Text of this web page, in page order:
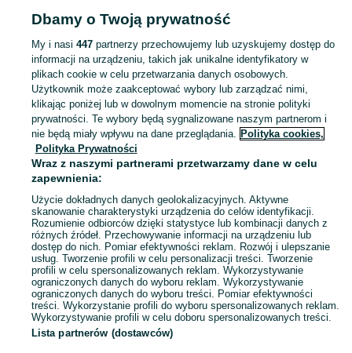
Strona główna Dolnośląskie Grodziszcze
KATEGORIA
Skorzystaj z największego serwisu ogłoszeniowego - Grodziszcze i okolice! Kupuj to, czego pragniesz i sprzedawaj to, czego już nie potrzebujesz! Zobacz
Mapa kategorii
Mapa miejscowości
Mapa ministron
Popularne wyszukiwania
Dbamy o Twoją prywatność
My i nasi 447partnerzy przechowujemy lub uzyskujemy dostęp do
informacji na urządzeniu, takich jak unikalne identyfikatory w
plikach cookie w celu przetwarzania danych osobowych.
Użytkownik może zaakceptować wybory lub zarządzać nimi,
klikając poniżej lub w dowolnym momencie na stronie polityki
prywatności. Te wybory będą sygnalizowane naszym partnerom i
nie będą miały wpływu na dane przeglądania. Polityka cookies,
Polityka Prywatności
Wraz z naszymi partnerami przetwarzamy dane w celu
zapewnienia:
Użycie dokładnych danych geolokalizacyjnych. Aktywne
skanowanie charakterystyki urządzenia do celów identyfikacji.
Rozumienie odbiorców dzięki statystyce lub kombinacji danych z
różnych źródeł. Przechowywanie informacji na urządzeniu lub
dostęp do nich. Pomiar efektywności reklam. Rozwój i ulepszanie
usług. Tworzenie profili w celu personalizacji treści. Tworzenie
profili w celu spersonalizowanych reklam. Wykorzystywanie
ograniczonych danych do wyboru reklam. Wykorzystywanie
ograniczonych danych do wyboru treści. Pomiar efektywności
treści. Wykorzystanie profili do wyboru spersonalizowanych reklam.
Wykorzystywanie profili w celu doboru spersonalizowanych treści.
Lista partnerów (dostawców)